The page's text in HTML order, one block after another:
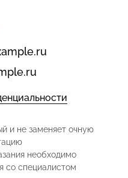
и не заменяет очную
необходимо
со специалистом